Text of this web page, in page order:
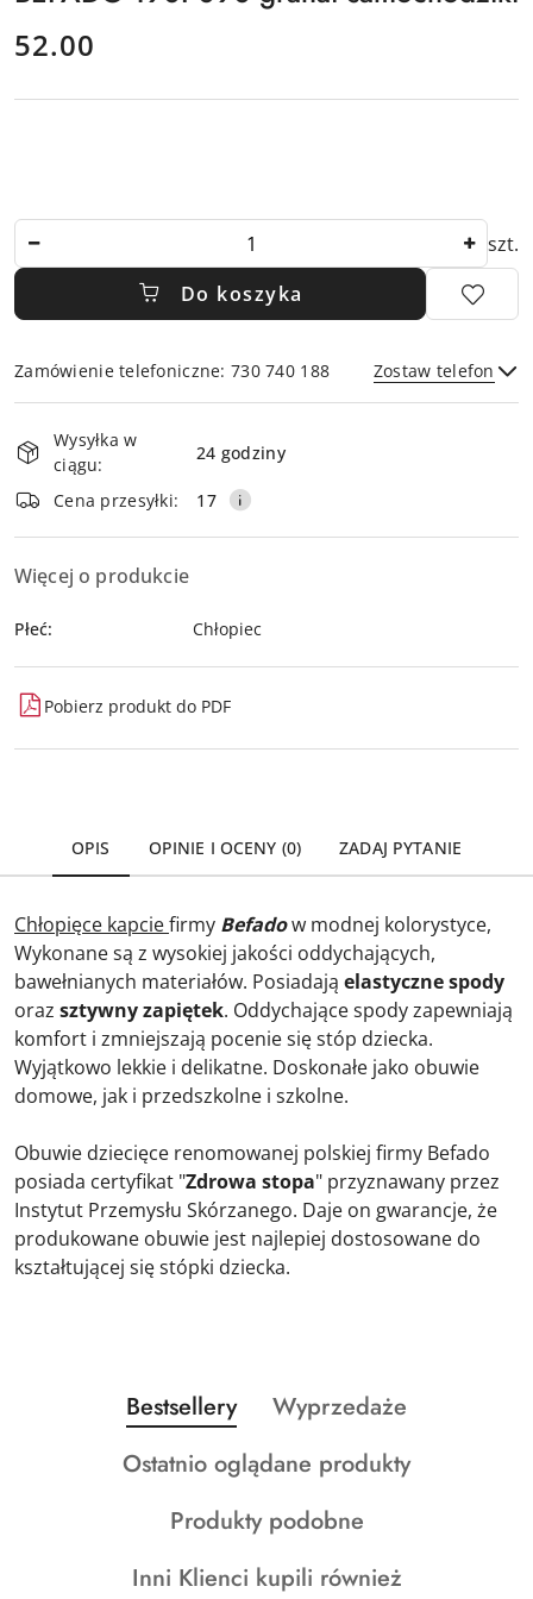
cena:
52.00
szt.
Do koszyka
Zamówienie telefoniczne: 730 740 188 Zostaw telefon
i
dostawa
Wysyłka w
ciągu:
24 godziny
Cena przesyłki: 17
Więcej o produkcie
Płeć: Chłopiec
Pobierz produkt do PDF
OPIS OPINIE I OCENY (0) ZADAJ PYTANIE
Chłopięce kapciefirmy Befadow modnej kolorystyce,
Wykonane są z wysokiej jakości oddychających,
bawełnianych materiałów. Posiadają elastyczne spody
oraz sztywny zapiętek. Oddychające spody zapewniają
komfort i zmniejszają pocenie się stóp dziecka.
Wyjątkowo lekkie i delikatne. Doskonałe jako obuwie
domowe, jak i przedszkolne i szkolne.
Obuwie dziecięce renomowanej polskiej firmy Befado
posiada certyfikat "Zdrowa stopa" przyznawany przez
Instytut Przemysłu Skórzanego. Daje on gwarancje, że
produkowane obuwie jest najlepiej dostosowane do
kształtującej się stópki dziecka.
Pomiń karuzelę produktów
Produkty
o
statusie:
Bestsellery
Produkty
statusie:
Wyprzedaże
Produkty
statusie:
Ostatnio oglądane produkty
Produkty
statusie:
Produkty podobne
Produkty
Inni Klienci kupili również